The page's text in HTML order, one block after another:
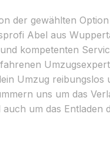
der gewählten
Abel aus
kompetenten
Umzug reibungslos
uns um das
um das Entladen